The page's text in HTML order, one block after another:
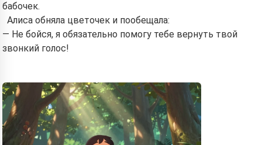
бабочек.
Алиса обняла цветочек и пообещала:
— Не бойся, я обязательно помогу тебе вернуть твой
звонкий голос!